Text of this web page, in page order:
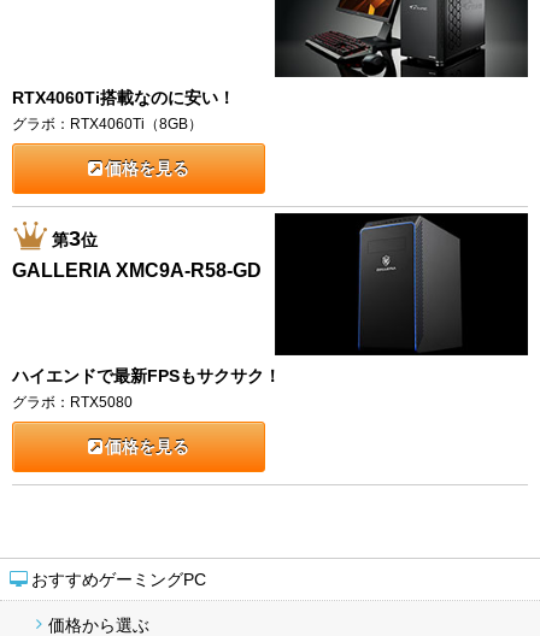
おすすめゲーミングPC
価格から選ぶ
RTX4060Ti搭載なのに安い！
グラボ：RTX4060Ti（8GB）
価格を見る
第3位
GALLERIA XMC9A-R58-GD
ハイエンドで最新FPSもサクサク！
グラボ：RTX5080
価格を見る